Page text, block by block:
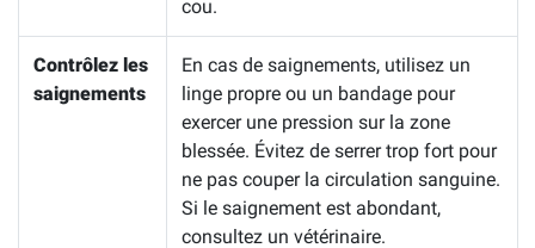
cou.
Contrôlez les
saignements
En cas de saignements, utilisez un
linge propre ou un bandage pour
exercer une pression sur la zone
blessée. Évitez de serrer trop fort pour
ne pas couper la circulation sanguine.
Si le saignement est abondant,
consultez un vétérinaire.